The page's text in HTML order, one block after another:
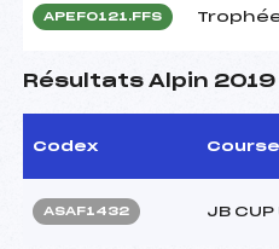
APEF0121.FFS
Résultats Alpin 2019
Codex Course
ASAF1432 JB CUP